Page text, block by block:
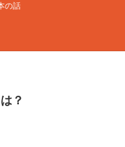
の話
？